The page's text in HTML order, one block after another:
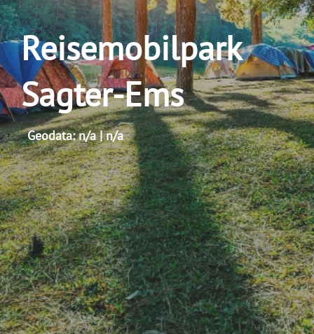
Reisemobilpark
Sagter-Ems
Geodata: n/a | n/a